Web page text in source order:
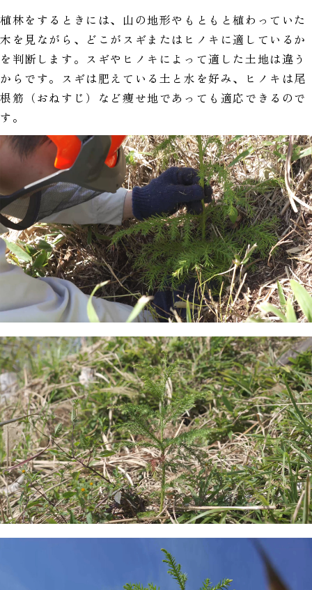
植林をするときには、山の地形やもともと植わっていた
木を見ながら、どこがスギまたはヒノキに適しているか
を判断します。スギやヒノキによって適した土地は違う
からです。スギは肥えている土と水を好み、ヒノキは尾
根筋（おねすじ）など痩せ地であっても適応できるので
す。